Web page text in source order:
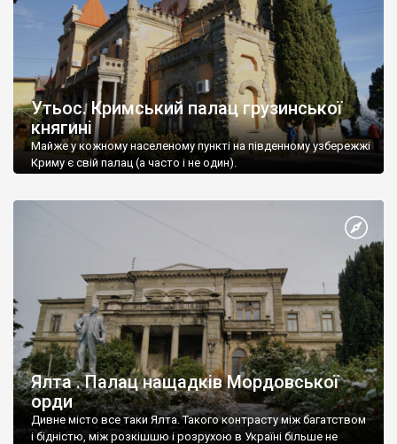
Утьос. Кримський палац грузинської
княгині
Майже у кожному населеному пункті на південному узбережжі
Криму є свій палац (а часто і не один).
Ялта . Палац нащадків Мордовської
орди
Дивне місто все таки Ялта. Такого контрасту між багатством
і бідністю, між розкішшю і розрухою в Україні більше не